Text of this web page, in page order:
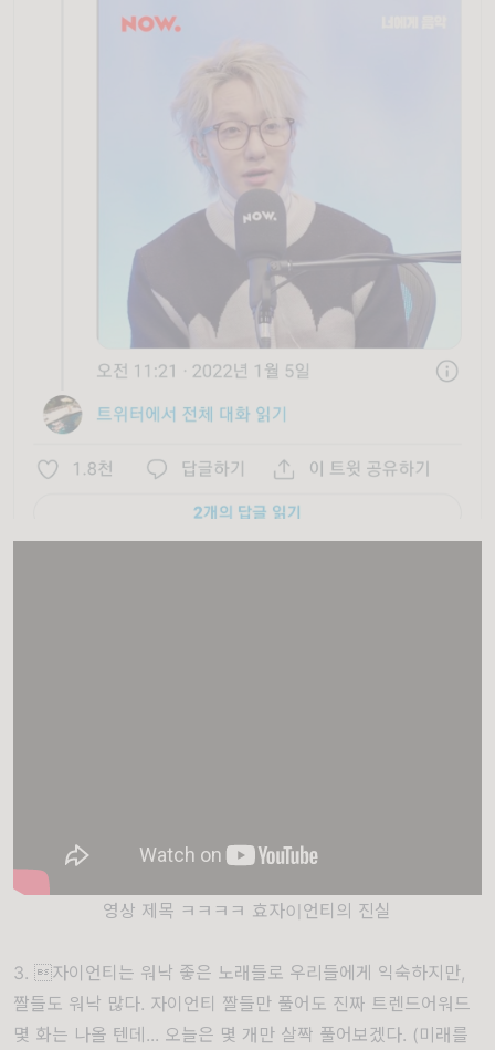
영상 제목 ㅋㅋㅋㅋ 효자이언티의 진실
3. 자이언티는 워낙 좋은 노래들로 우리들에게 익숙하지만,
짤들도 워낙 많다. 자이언티 짤들만 풀어도 진짜 트렌드어워드
몇 화는 나올 텐데... 오늘은 몇 개만 살짝 풀어보겠다. (미래를